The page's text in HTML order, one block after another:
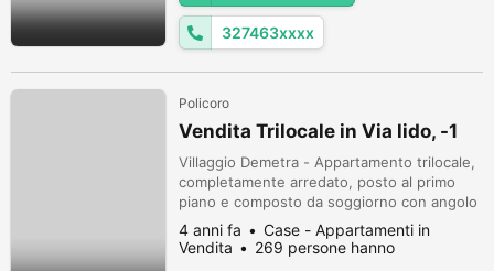
327463xxxx
Policoro
Vendita Trilocale in Via lido, -1
Villaggio Demetra - Appartamento trilocale,
completamente arredato, posto al primo
piano e composto da soggiorno con angolo
cottura, due capienti camere, bagno
provvisto di piatto doccia ed attacco
lavatrice, spaziosa veranda con affaccio sul
4 anni fa
Case - Appartamenti in
Vendita
269 persone hanno